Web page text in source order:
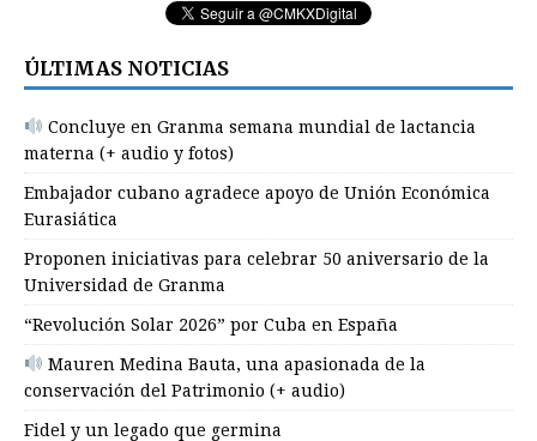
ÚLTIMAS NOTICIAS
Concluye en Granma semana mundial de lactancia
materna (+ audio y fotos)
Embajador cubano agradece apoyo de Unión Económica
Eurasiática
Proponen iniciativas para celebrar 50 aniversario de la
Universidad de Granma
“Revolución Solar 2026” por Cuba en España
Mauren Medina Bauta, una apasionada de la
conservación del Patrimonio (+ audio)
Fidel y un legado que germina